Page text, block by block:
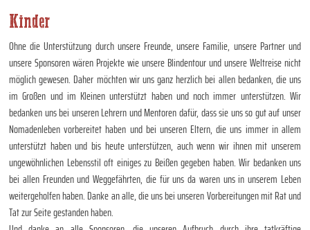
Kinder
Ohne die Unterstützung durch unsere Freunde, unsere Familie, unsere Partner und
unsere Sponsoren wären Projekte wie unsere Blindentour und unsere Weltreise nicht
möglich gewesen. Daher möchten wir uns ganz herzlich bei allen bedanken, die uns
im Großen und im Kleinen unterstützt haben und noch immer unterstützen. Wir
bedanken uns bei unseren Lehrern und Mentoren dafür, dass sie uns so gut auf unser
Nomadenleben vorbereitet haben und bei unseren Eltern, die uns immer in allem
unterstützt haben und bis heute unterstützen, auch wenn wir ihnen mit unserem
ungewöhnlichen Lebensstil oft einiges zu Beißen gegeben haben. Wir bedanken uns
bei allen Freunden und Weggefährten, die für uns da waren uns in unserem Leben
weitergeholfen haben. Danke an alle, die uns bei unseren Vorbereitungen mit Rat und
Tat zur Seite gestanden haben.